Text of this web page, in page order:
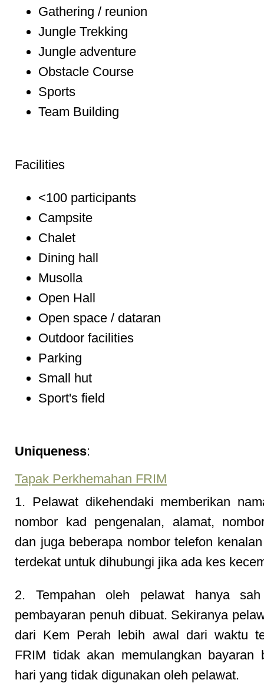
Gathering / reunion
Jungle Trekking
Jungle adventure
Obstacle Course
Sports
Team Building
Facilities
<100 participants
Campsite
Chalet
Dining hall
Musolla
Open Hall
Open space / dataran
Outdoor facilities
Parking
Small hut
Sport's field
Uniqueness:
Tapak Perkhemahan FRIM
1. Pelawat dikehendaki memberikan
nombor kad pengenalan, alamat,
dan juga beberapa nombor telefon
terdekat untuk dihubungi jika ada kes
2. Tempahan oleh pelawat hanya
pembayaran penuh dibuat. Sekiranya
dari Kem Perah lebih awal dari waktu
FRIM tidak akan memulangkan bayaran
hari yang tidak digunakan oleh pelawat.